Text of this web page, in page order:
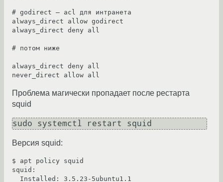
# godirect — acl для интранета
always_direct allow godirect
always_direct deny all
# потом ниже
always_direct deny all
Проблема магически пропадает после рестарта
squid
sudo systemctl restart squid
Версия squid:
$ apt policy squid
squid: